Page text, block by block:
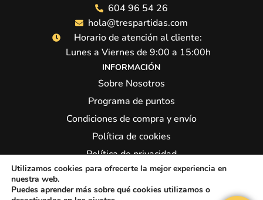
604 96 54 26
hola@trespartidas.com
Horario de atención al cliente:
Lunes a Viernes de 9:00 a 15:00h
INFORMACIÓN
Sobre Nosotros
Programa de puntos
Condiciones de compra y envío
Política de cookies
Política de privacidad
Síguenos:
Utilizamos cookies para ofrecerte la mejor experiencia en
nuestra web.
Puedes aprender más sobre qué cookies utilizamos o